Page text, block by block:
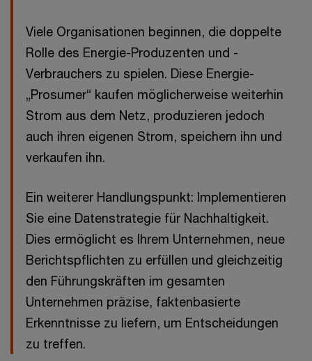
Viele Organisationen beginnen, die doppelte
Rolle des Energie-Produzenten und -
Verbrauchers zu spielen. Diese Energie-
„Prosumer“ kaufen möglicherweise weiterhin
Strom aus dem Netz, produzieren jedoch
auch ihren eigenen Strom, speichern ihn und
verkaufen ihn.
Ein weiterer Handlungspunkt: Implementieren
Sie eine Datenstrategie für Nachhaltigkeit.
Dies ermöglicht es Ihrem Unternehmen, neue
Berichtspflichten zu erfüllen und gleichzeitig
den Führungskräften im gesamten
Unternehmen präzise, faktenbasierte
Erkenntnisse zu liefern, um Entscheidungen
zu treffen.